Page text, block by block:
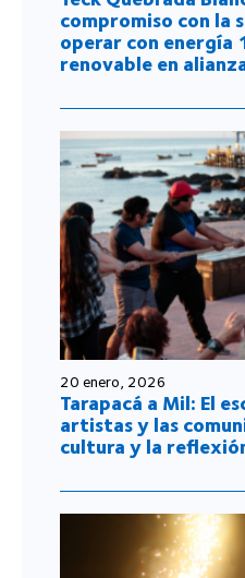
compromiso con la
operar con energía
renovable en
20 enero, 2026
Tarapacá a Mil: El
artistas y las
cultura y la